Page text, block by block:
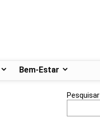
Bem-Estar
Pesquisar